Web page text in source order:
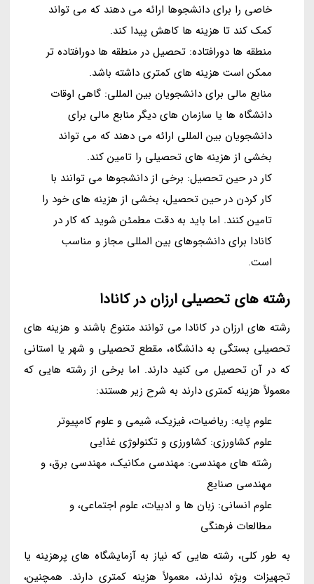
خاصی را برای دانشجوها ارائه می دهند که می تواند
کمک کند تا هزینه ها کاهش پیدا کند.
منطقه ها دورافتاده: تحصیل در منطقه ها دورافتاده تر
ممکن است هزینه های کمتری داشته باشد.
منابع مالی برای دانشجویان بین المللی: گاهی اوقات
دانشگاه ها یا سازمان های دیگر منابع مالی برای
دانشجویان بین المللی ارائه می دهند که می تواند
بخشی از هزینه های تحصیلی را تامین کند.
کار در حین تحصیل: برخی از دانشجوها می توانند با
کار کردن در حین تحصیل، بخشی از هزینه های خود را
تامین کنند. اما باید به دقت مطمئن شوید که کار در
کانادا برای دانشجوهای بین المللی مجاز و مناسب
است.
رشته های تحصیلی ارزان در کانادا
رشته های ارزان در کانادا می توانند متنوع باشند و هزینه های
تحصیلی بستگی به دانشگاه، مقطع تحصیلی و شهر یا استانی
که در آن تحصیل می کنید دارند. اما برخی از رشته هایی که
معمولاً هزینه کمتری دارند به شرح زیر هستند:
علوم پایه: ریاضیات، فیزیک، شیمی و علوم کامپیوتر
علوم کشاورزی: کشاورزی و تکنولوژی غذایی
رشته های مهندسی: مهندسی مکانیک، مهندسی برق، و
مهندسی صنایع
علوم انسانی: زبان ها و ادبیات، علوم اجتماعی، و
مطالعات فرهنگی
به طور کلی، رشته هایی که نیاز به آزمایشگاه های پرهزینه یا
تجهیزات ویژه ندارند، معمولاً هزینه کمتری دارند. همچنین،